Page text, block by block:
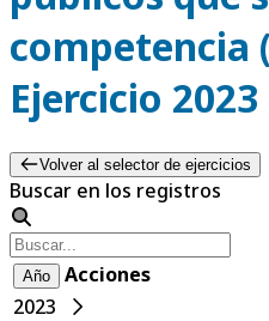
competencia
Ejercicio 2023
Volver al selector de ejercicios
Buscar en los registros
Año
Acciones
2023